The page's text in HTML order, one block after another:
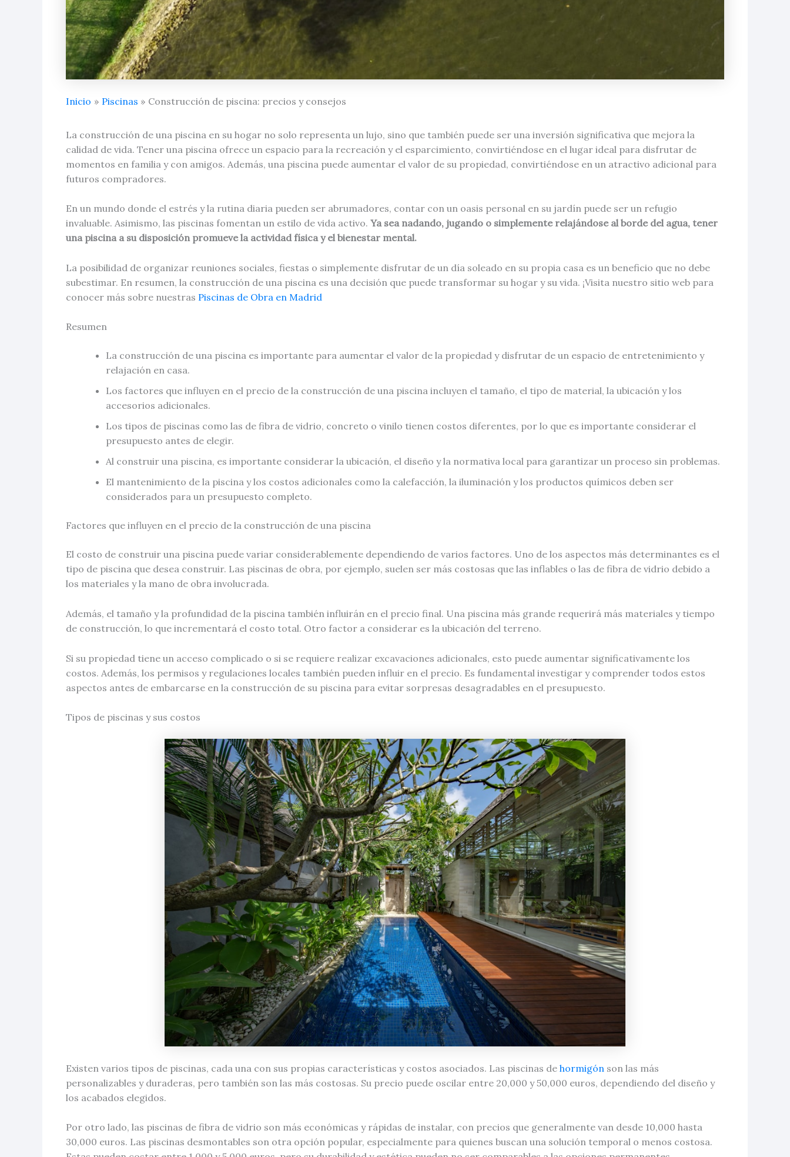
Inicio Piscinas Construcción de piscina: precios y consejos
La construcción de una piscina en su hogar no solo representa un lujo, sino que también puede ser una inversión significativa que mejora la
calidad de vida. Tener una piscina ofrece un espacio para la recreación y el esparcimiento, convirtiéndose en el lugar ideal para disfrutar de
momentos en familia y con amigos. Además, una piscina puede aumentar el valor de su propiedad, convirtiéndose en un atractivo adicional para
futuros compradores.
En un mundo donde el estrés y la rutina diaria pueden ser abrumadores, contar con un oasis personal en su jardín puede ser un refugio
invaluable. Asimismo, las piscinas fomentan un estilo de vida activo. Ya sea nadando, jugando o simplemente relajándose al borde del agua, tener
una piscina a su disposición promueve la actividad física y el bienestar mental.
La posibilidad de organizar reuniones sociales, fiestas o simplemente disfrutar de un día soleado en su propia casa es un beneficio que no debe
subestimar. En resumen, la construcción de una piscina es una decisión que puede transformar su hogar y su vida. ¡Visita nuestro sitio web para
conocer más sobre nuestras Piscinas de Obra en Madrid
Resumen
La construcción de una piscina es importante para aumentar el valor de la propiedad y disfrutar de un espacio de entretenimiento y
relajación en casa.
Los factores que influyen en el precio de la construcción de una piscina incluyen el tamaño, el tipo de material, la ubicación y los
accesorios adicionales.
Los tipos de piscinas como las de fibra de vidrio, concreto o vinilo tienen costos diferentes, por lo que es importante considerar el
presupuesto antes de elegir.
Al construir una piscina, es importante considerar la ubicación, el diseño y la normativa local para garantizar un proceso sin problemas.
El mantenimiento de la piscina y los costos adicionales como la calefacción, la iluminación y los productos químicos deben ser
considerados para un presupuesto completo.
Factores que influyen en el precio de la construcción de una piscina
El costo de construir una piscina puede variar considerablemente dependiendo de varios factores. Uno de los aspectos más determinantes es el
tipo de piscina que desea construir. Las piscinas de obra, por ejemplo, suelen ser más costosas que las inflables o las de fibra de vidrio debido a
los materiales y la mano de obra involucrada.
Además, el tamaño y la profundidad de la piscina también influirán en el precio final. Una piscina más grande requerirá más materiales y tiempo
de construcción, lo que incrementará el costo total. Otro factor a considerar es la ubicación del terreno.
Si su propiedad tiene un acceso complicado o si se requiere realizar excavaciones adicionales, esto puede aumentar significativamente los
costos. Además, los permisos y regulaciones locales también pueden influir en el precio. Es fundamental investigar y comprender todos estos
aspectos antes de embarcarse en la construcción de su piscina para evitar sorpresas desagradables en el presupuesto.
Tipos de piscinas y sus costos
Existen varios tipos de piscinas, cada una con sus propias características y costos asociados. Las piscinas de hormigón son las más
personalizables y duraderas, pero también son las más costosas. Su precio puede oscilar entre 20,000 y 50,000 euros, dependiendo del diseño y
los acabados elegidos.
Por otro lado, las piscinas de fibra de vidrio son más económicas y rápidas de instalar, con precios que generalmente van desde 10,000 hasta
30,000 euros. Las piscinas desmontables son otra opción popular, especialmente para quienes buscan una solución temporal o menos costosa.